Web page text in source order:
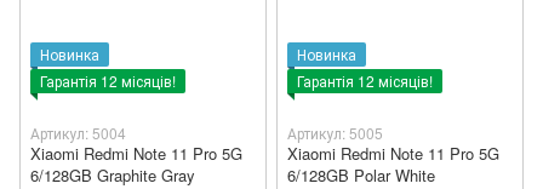
Новинка
Гарантія 12 місяців!
Артикул: 5004
Xiaomi Redmi Note 11 Pro 5G
6/128GB Graphite Gray
Новинка
Гарантія 12 місяців!
Артикул: 5005
Xiaomi Redmi Note 11 Pro 5G
6/128GB Polar White